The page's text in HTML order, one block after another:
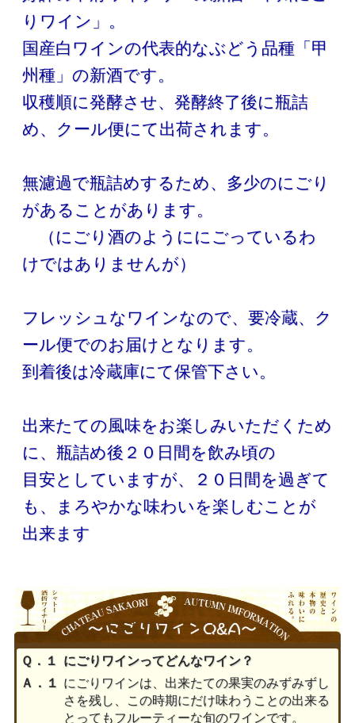
りワイン」。
国産白ワインの代表的なぶどう品種「甲
州種」の新酒です。
収穫順に発酵させ、発酵終了後に瓶詰
め、クール便にて出荷されます。
無濾過で瓶詰めするため、多少のにごり
があることがあります。
（にごり酒のようににごっているわ
けではありませんが）
フレッシュなワインなので、要冷蔵、ク
ール便でのお届けとなります。
到着後は冷蔵庫にて保管下さい。
出来たての風味をお楽しみいただくため
に、瓶詰め後２０日間を飲み頃の
目安としていますが、２０日間を過ぎて
も、まろやかな味わいを楽しむことが
出来ます
Ｑ．１
にごりワインってどんなワイン？
Ａ．１ にごりワインは、出来たての果実のみずみずし
さを残し、この時期にだけ味わうことの出来る
とってもフルーティーな旬のワインです。